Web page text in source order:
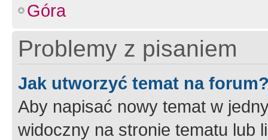
Góra
Problemy z pisaniem
Jak utworzyć temat na
Aby napisać nowy temat w
widoczny na stronie tematu lub